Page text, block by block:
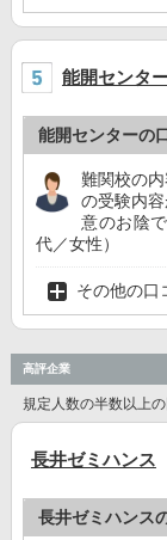
能開センタ
能開センターの
難関校の
の受験内
意のお陰
代／女性）
その他の口
高評企業
規定人数の半数以上
長井ゼミハンス
長井ゼミハンス